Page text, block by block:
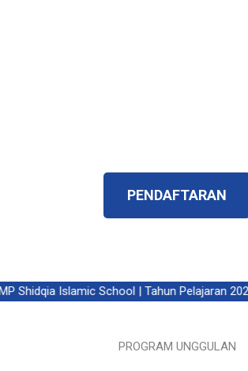
PENDAFTARAN
Islamic School | Tahun Pelajaran
PROGRAM UNGGULAN